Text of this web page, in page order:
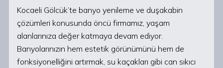
Kocaeli Gölcük’te banyo yenileme ve duşakabin
çözümleri konusunda öncü firmamız, yaşam
alanlarınıza değer katmaya devam ediyor.
Banyolarınızın hem estetik görünümünü hem de
fonksiyonelliğini artırmak, su kaçakları gibi can sıkıcı